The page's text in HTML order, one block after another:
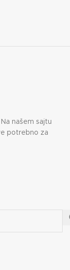
našem sajtu
potrebno za